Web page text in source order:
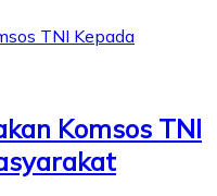
Komsos TNI